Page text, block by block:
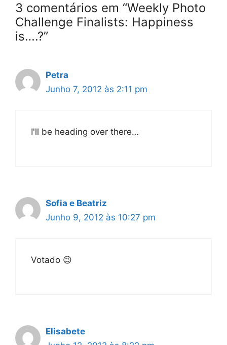
3 comentários em “Weekly Photo
Challenge Finalists: Happiness
is….?”
Petra
Junho 7, 2012 às 2:11 pm
I'll be heading over there…
Sofia e Beatriz
Junho 9, 2012 às 10:27 pm
Votado 😉
Elisabete